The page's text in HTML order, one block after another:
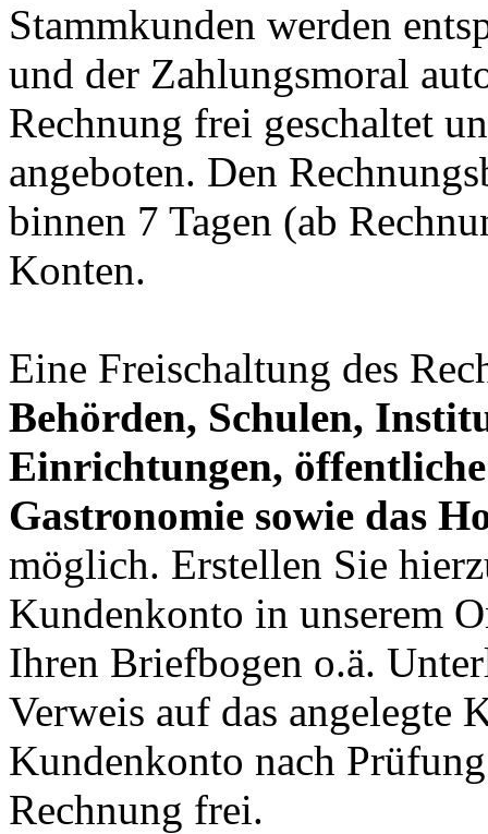
Stammkunden werden
und der Zahlungsmoral
Rechnung frei geschaltet
angeboten. Den
binnen 7 Tagen (ab
Konten.
Eine Freischaltung des
Behörden, Schulen,
Einrichtungen,
Gastronomie sowie das
möglich. Erstellen Sie
Kundenkonto in unserem
Ihren Briefbogen o.ä.
Verweis auf das angelegte
Kundenkonto nach
Rechnung frei.